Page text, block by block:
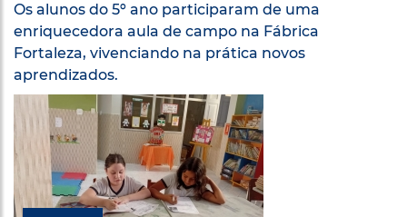
Os alunos do 5º ano participaram de uma
enriquecedora aula de campo na Fábrica
Fortaleza, vivenciando na prática novos
aprendizados.